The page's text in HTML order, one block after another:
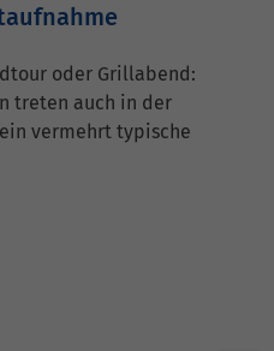
oder Grillabend:
treten auch in der
vermehrt typische